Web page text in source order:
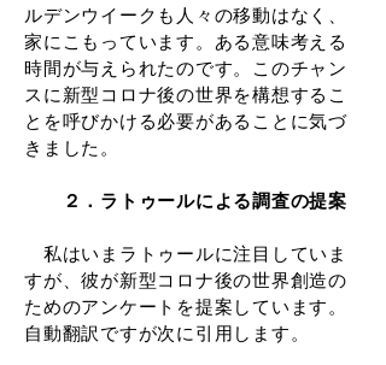
ルデンウイークも人々の移動はなく、
家にこもっています。ある意味考える
時間が与えられたのです。このチャン
スに新型コロナ後の世界を構想するこ
とを呼びかける必要があることに気づ
きました。
２．ラトゥールによる調査の提案
私はいまラトゥールに注目していま
すが、彼が新型コロナ後の世界創造の
ためのアンケートを提案しています。
自動翻訳ですが次に引用します。